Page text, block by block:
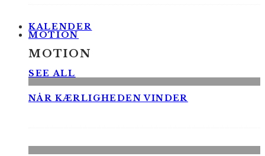
KALENDER
MOTION
MOTION
SEE ALL
NÅR KÆRLIGHEDEN VINDER